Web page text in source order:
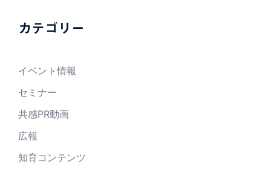
カテゴリー
イベント情報
セミナー
共感PR動画
広報
知育コンテンツ